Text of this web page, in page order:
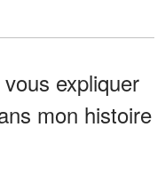
expliquer
mon histoire